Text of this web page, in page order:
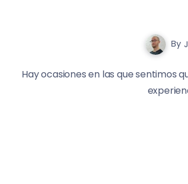
By
Hay ocasiones en las que sentimos